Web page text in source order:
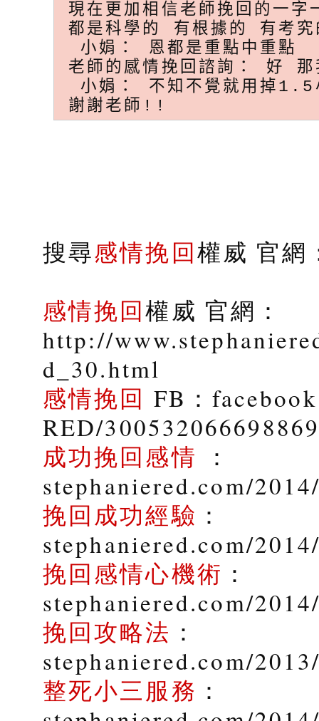
現在更加相信老師挽回的一
都是科學的 有根據的 有考
小娟： 恩都是重點中重點
老師的感情挽回諮詢： 好
小娟： 不知不覺就用掉
謝謝老師!!
搜尋感情挽回權威 官網
感情挽回權威 官網：
http://
d_30.html
感情挽回 FB：
RED/300532066698869
成功挽回感情 ：
stephaniered.com/
挽回成功經驗 ：
stephaniered.com/
挽回感情心機術 ：
stephaniered.com/
挽回攻略法 ：
stephaniered.com/
整死小三服務 ：